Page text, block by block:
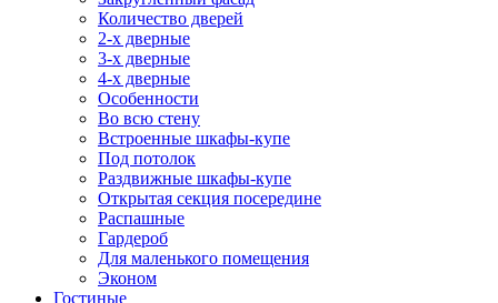
Количество дверей
2-х дверные
3-х дверные
4-х дверные
Особенности
Во всю стену
Встроенные шкафы-купе
Под потолок
Раздвижные шкафы-купе
Открытая секция посередине
Распашные
Гардероб
Для маленького помещения
Эконом
Гостиные